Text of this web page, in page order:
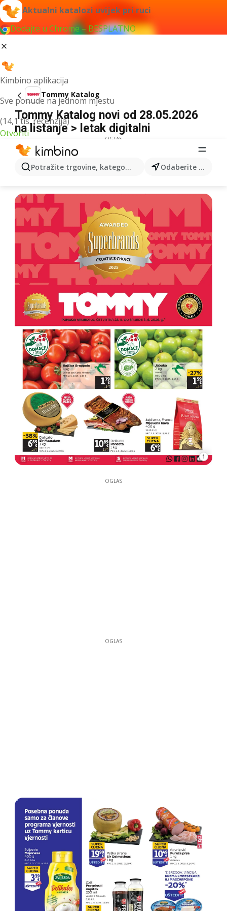
Aktualni katalozi uvijek pri ruci
Dodajte u Chrome – BESPLATNO
Kimbino aplikacija
Sve ponude na jednom mjestu
(14,1 tis. recenzija)
Otvoriti
Potražite trgovine, kategorije, proizvode... Odaberite grad
Tommy Katalog
Tommy Katalog novi od 28.05.2026
na listanje > letak digitalni
OGLAS
1
OGLAS
OGLAS